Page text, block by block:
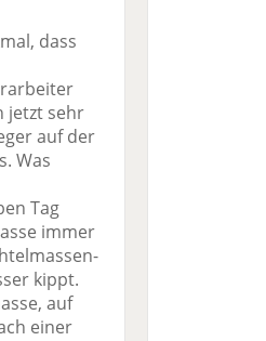
dass
jetzt sehr
auf der
Was
Tag
immer
kippt.
auf
einer